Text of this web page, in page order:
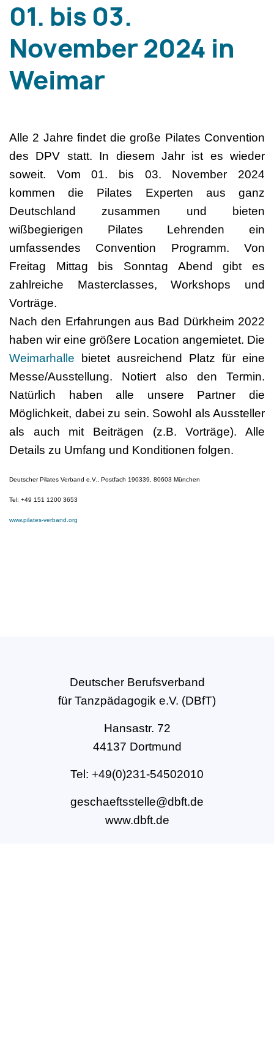
01. bis 03.
November 2024 in
Weimar
Alle 2 Jahre findet die große Pilates Convention
des DPV statt. In diesem Jahr ist es wieder
soweit. Vom 01. bis 03. November 2024
kommen die Pilates Experten aus ganz
Deutschland zusammen und bieten
wißbegierigen Pilates Lehrenden ein
umfassendes Convention Programm. Von
Freitag Mittag bis Sonntag Abend gibt es
zahlreiche Masterclasses, Workshops und
Vorträge.
Nach den Erfahrungen aus Bad Dürkheim 2022
haben wir eine größere Location angemietet. Die
Weimarhalle bietet ausreichend Platz für eine
Messe/Ausstellung. Notiert also den Termin.
Natürlich haben alle unsere Partner die
Möglichkeit, dabei zu sein. Sowohl als Aussteller
als auch mit Beiträgen (z.B. Vorträge). Alle
Details zu Umfang und Konditionen folgen.
Deutscher Pilates Verband e.V., Postfach 190339, 80603 München
Tel: +49 151 1200 3653
www.pilates-verband.org
Deutscher Berufsverband
für Tanzpädagogik e.V. (DBfT)
Hansastr. 72
44137 Dortmund
Tel: +49(0)231-54502010
geschaeftsstelle@dbft.de
www.dbft.de